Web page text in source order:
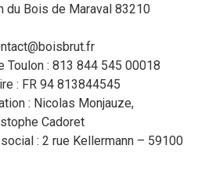
du Bois de Maraval 83210
: 813 844 545 00018
: FR 94 813844545
: Nicolas Monjauze,
Cadoret
: 2 rue Kellermann – 59100